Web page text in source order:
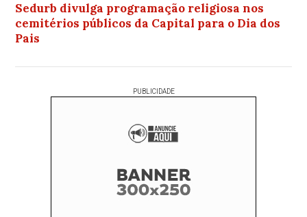
Sedurb divulga programação religiosa nos
cemitérios públicos da Capital para o Dia dos
Pais
PUBLICIDADE